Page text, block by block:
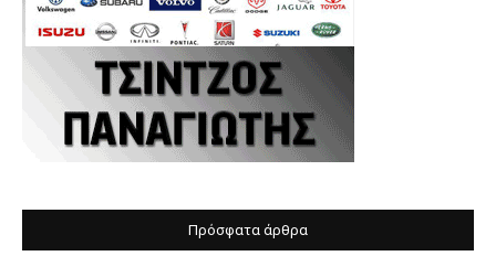
Πρόσφατα άρθρα